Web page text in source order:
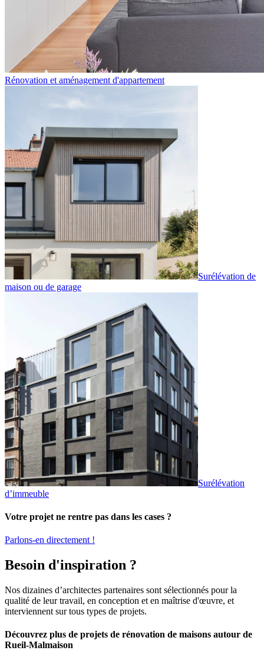
Rénovation et aménagement d'appartement
Surélévation de
maison ou de garage
Surélévation
d’immeuble
Votre projet ne rentre pas dans les cases ?
Parlons-en directement !
Besoin d'inspiration ?
Nos dizaines d’architectes partenaires sont sélectionnés pour la
qualité de leur travail, en conception et en maîtrise d'œuvre, et
interviennent sur tous types de projets.
Découvrez plus de projets de rénovation de maisons autour de
Rueil-Malmaison